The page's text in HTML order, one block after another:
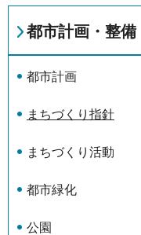
都市計画・整備
都市計画
まちづくり指針
まちづくり活動
都市緑化
公園